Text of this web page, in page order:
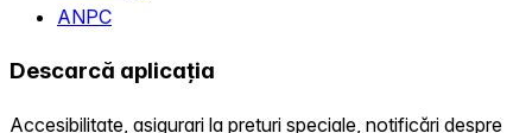
ANPC
Descarcă aplicația
Accesibilitate, asigurari la preturi speciale, notificări despre